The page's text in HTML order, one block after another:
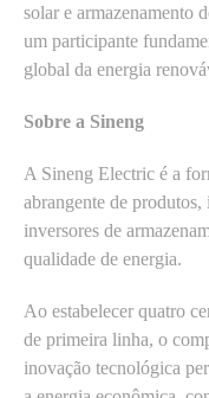
solar e armazenamento
um participante
global da energia
Sobre a Sineng
A Sineng Electric é a
abrangente de
inversores de
qualidade de energia.
Ao estabelecer quatro
de primeira linha, o
inovação tecnológica